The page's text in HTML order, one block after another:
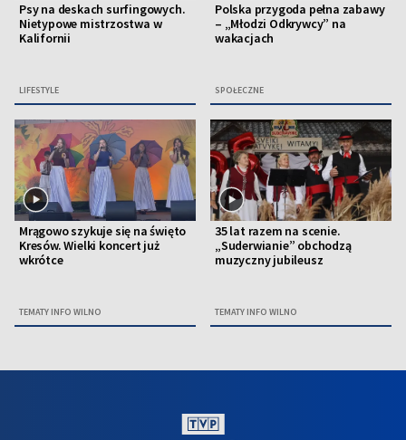
Psy na deskach surfingowych.
Nietypowe mistrzostwa w
Kalifornii
LIFESTYLE
Polska przygoda pełna zabawy
– „Młodzi Odkrywcy” na
wakacjach
SPOŁECZNE
Mrągowo szykuje się na święto
Kresów. Wielki koncert już
wkrótce
TEMATY INFO WILNO
35 lat razem na scenie.
„Suderwianie” obchodzą
muzyczny jubileusz
TEMATY INFO WILNO